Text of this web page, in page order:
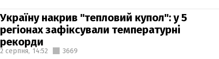
Україну накрив "тепловий купол": у 5
регіонах зафіксували температурні
рекорди
2 серпня, 14:52 3669